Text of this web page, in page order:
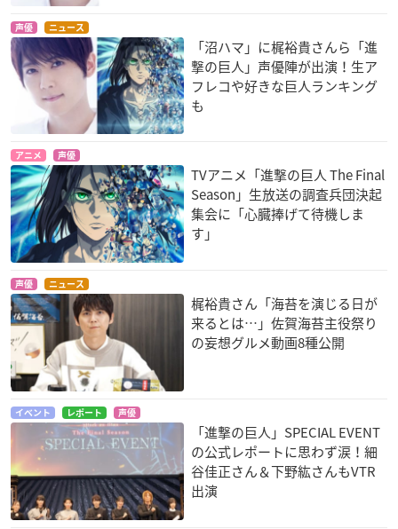
声優 ニュース
「沼ハマ」に梶裕貴さんら「進
撃の巨人」声優陣が出演！生ア
フレコや好きな巨人ランキング
も
アニメ 声優
TVアニメ「進撃の巨人 The Final
Season」生放送の調査兵団決起
集会に「心臓捧げて待機しま
す」
声優 ニュース
梶裕貴さん「海苔を演じる日が
来るとは…」佐賀海苔主役祭り
の妄想グルメ動画8種公開
イベント レポート 声優
「進撃の巨人」SPECIAL EVENT
の公式レポートに思わず涙！細
谷佳正さん＆下野紘さんもVTR
出演